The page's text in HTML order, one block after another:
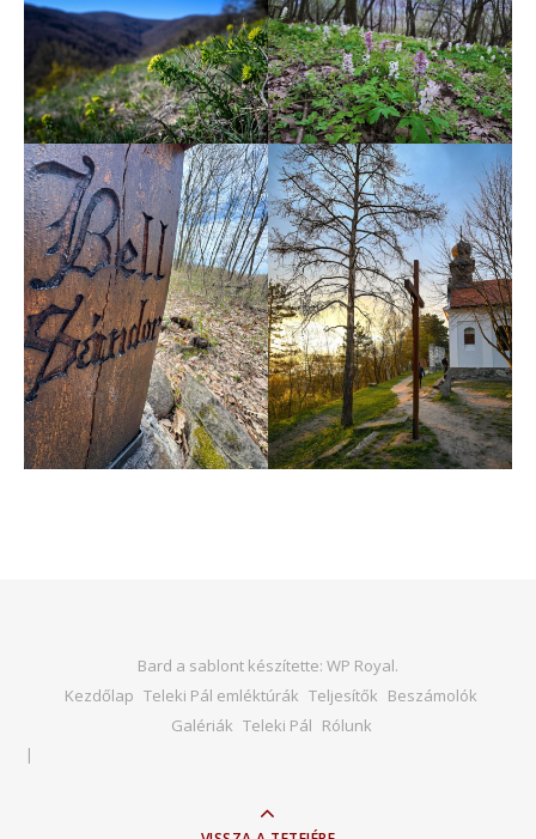
Bard a sablont készítette: WP Royal.
Kezdőlap Teleki Pál emléktúrák Teljesítők Beszámolók
Galériák Teleki Pál Rólunk